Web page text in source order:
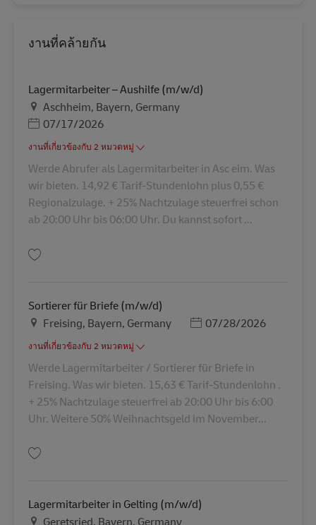
งานที่คล้ายกัน
Lagermitarbeiter – Aushilfe (m/w/d)
สถานที่
Aschheim, Bayern, Germany
Posted Date
07/17/2026
งานที่เกี่ยวข้องกับ 2 หมวดหมู่
Werde Abrufer als Lagermitarbeiter in Asc eim. Was
wir bieten. 14,92 € Tarif-Stundenlohn plus 0,55 €
Regionalzulage. + 25% Nachtzulage steuerfrei schon
ab 20:00 Uhr bis 06:00 Uhr. Du kannst sofort ...
Sortierer für Briefe (m/w/d)
สถานที่
Freising, Bayern, Germany Posted Date
07/28/2026
งานที่เกี่ยวข้องกับ 2 หมวดหมู่
Werde Lagermitarbeiter / Sortierer für Briefe in
Freising. Was wir bieten. 15,63 € Tarif-Stundenlohn .
+ 25% Nachtzulage steuerfrei ab 20:00 Uhr bis 6:00
Uhr. Weitere 50% Weihnachtsgeld im November...
Lagermitarbeiter in Gelting (m/w/d)
สถานที่
Geretsried, Bayern, Germany